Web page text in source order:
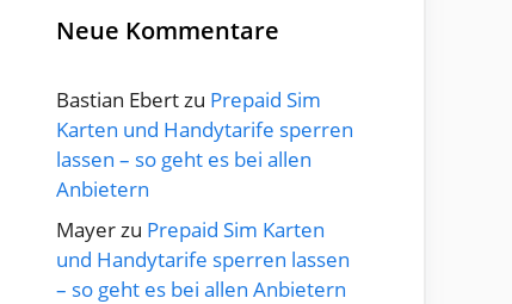
Neue Kommentare
Bastian Ebertzu Prepaid Sim
Karten und Handytarife sperren
lassen – so geht es bei allen
Anbietern
Mayer zu Prepaid Sim Karten
und Handytarife sperren lassen
– so geht es bei allen Anbietern